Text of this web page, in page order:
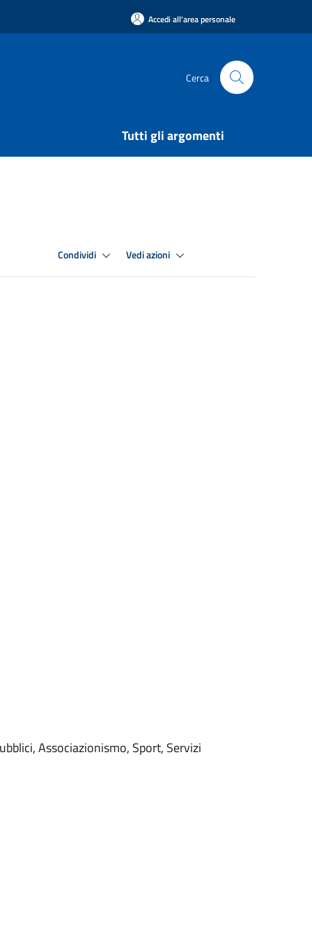
Accedi all'area personale
Cerca
Tutti gli argomenti
Condividi Vedi azioni
Associazionismo, Sport, Servizi